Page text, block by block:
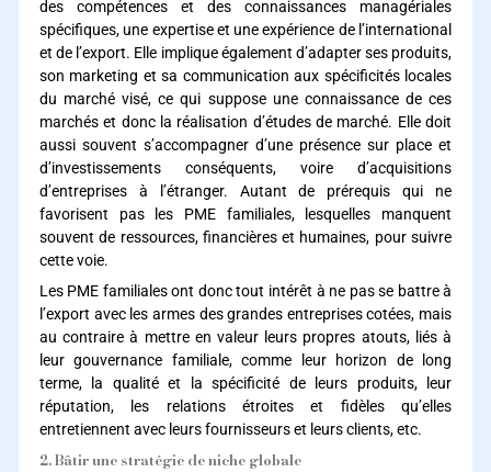
des compétences et des connaissances managériales
spécifiques, une expertise et une expérience de l’international
et de l’export. Elle implique également d’adapter ses produits,
son marketing et sa communication aux spécificités locales
du marché visé, ce qui suppose une connaissance de ces
marchés et donc la réalisation d’études de marché. Elle doit
aussi souvent s’accompagner d’une présence sur place et
d’investissements conséquents, voire d’acquisitions
d’entreprises à l’étranger. Autant de prérequis qui ne
favorisent pas les PME familiales, lesquelles manquent
souvent de ressources, financières et humaines, pour suivre
cette voie.
Les PME familiales ont donc tout intérêt à ne pas se battre à
l’export avec les armes des grandes entreprises cotées, mais
au contraire à mettre en valeur leurs propres atouts, liés à
leur gouvernance familiale, comme leur horizon de long
terme, la qualité et la spécificité de leurs produits, leur
réputation, les relations étroites et fidèles qu’elles
entretiennent avec leurs fournisseurs et leurs clients, etc.
2. Bâtir une stratégie de niche globale